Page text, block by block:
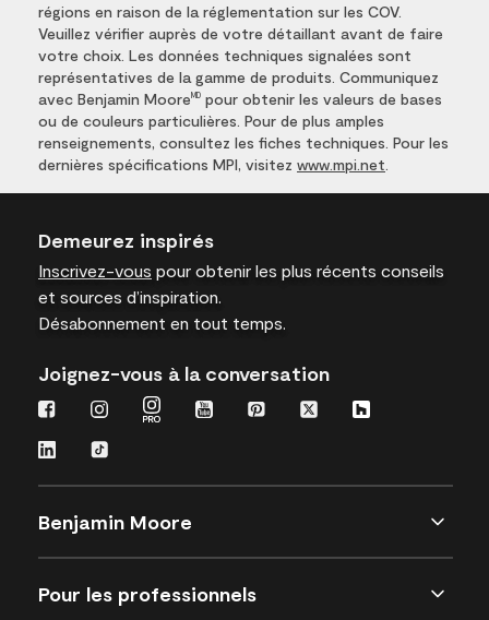
régions en raison de la réglementation sur les COV.
Veuillez vérifier auprès de votre détaillant avant de faire
votre choix. Les données techniques signalées sont
représentatives de la gamme de produits. Communiquez
avec Benjamin Moore MD pour obtenir les valeurs de bases
ou de couleurs particulières. Pour de plus amples
renseignements, consultez les fiches techniques. Pour les
dernières spécifications MPI, visitez www.mpi.net
Demeurez inspirés
Inscrivez-vous pour obtenir les plus récents conseils
et sources d’inspiration.
Désabonnement en tout temps.
Joignez-vous à la conversation
Benjamin Moore
Pour les professionnels